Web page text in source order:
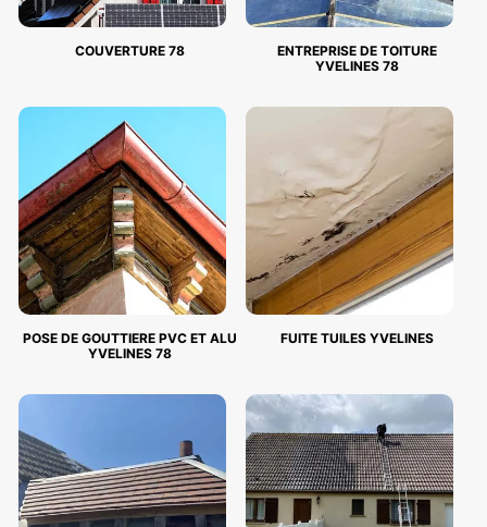
COUVERTURE 78
ENTREPRISE DE TOITURE
YVELINES 78
POSE DE GOUTTIERE PVC ET ALU
YVELINES 78
FUITE TUILES YVELINES